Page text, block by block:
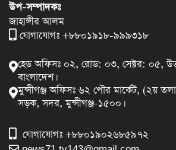
উপ-সম্পাদকঃ
জাহাঙ্গীর আলম
যোগাযোগঃ +৮৮০১৯১৮-৯৯৯৩১৮
হেড অফিসঃ ০২, রোড: ০৩, সেক্টর: ০৫,
বাংলাদেশ।
মুন্সীগঞ্জ অফিসঃ ৬২ পৌর মার্কেট, (২য়
সড়ক, সদর, মুন্সীগঞ্জ-১৫০০।
যোগাযোগঃ +৮৮০১৯০২৬৮৫৯৭২